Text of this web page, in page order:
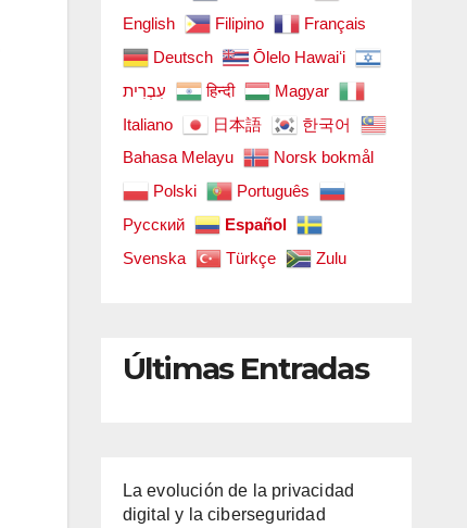
English
Filipino
Français
Deutsch
Ōlelo Hawaiʻi
עִבְרִית
हिन्दी
Magyar
Italiano
日本語
한국어
Bahasa Melayu
Norsk bokmål
Polski
Português
Русский
Español
Svenska
Türkçe Zulu
Últimas Entradas
La evolución de la privacidad
digital y la ciberseguridad